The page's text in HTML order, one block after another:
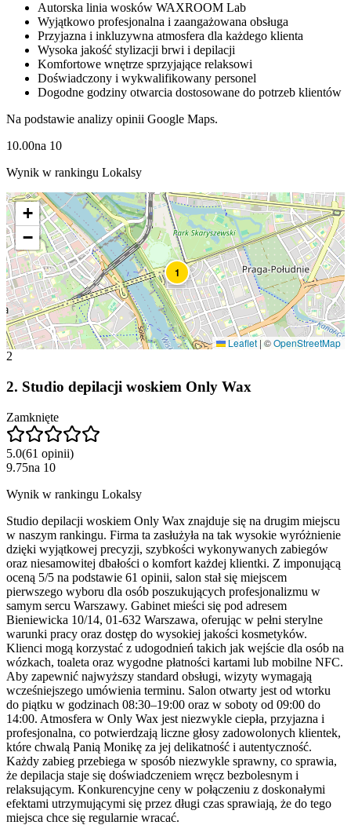
Autorska linia wosków WAXROOM Lab
Wyjątkowo profesjonalna i zaangażowana obsługa
Przyjazna i inkluzywna atmosfera dla każdego klienta
Wysoka jakość stylizacji brwi i depilacji
Komfortowe wnętrze sprzyjające relaksowi
Doświadczony i wykwalifikowany personel
Dogodne godziny otwarcia dostosowane do potrzeb klientów
Na podstawie analizy opinii Google Maps.
10.00na 10
Wynik w rankingu Lokalsy
1
+
−
Leaflet | ©OpenStreetMap
2
2. Studio depilacji woskiem Only Wax
Zamknięte
5.0(61 opinii)
9.75na 10
Wynik w rankingu Lokalsy
Studio depilacji woskiem Only Wax znajduje się na drugim miejscu
w naszym rankingu. Firma ta zasłużyła na tak wysokie wyróżnienie
dzięki wyjątkowej precyzji, szybkości wykonywanych zabiegów
oraz niesamowitej dbałości o komfort każdej klientki. Z imponującą
oceną 5/5 na podstawie 61 opinii, salon stał się miejscem
pierwszego wyboru dla osób poszukujących profesjonalizmu w
samym sercu Warszawy. Gabinet mieści się pod adresem
Bieniewicka 10/14, 01-632 Warszawa, oferując w pełni sterylne
warunki pracy oraz dostęp do wysokiej jakości kosmetyków.
Klienci mogą korzystać z udogodnień takich jak wejście dla osób na
wózkach, toaleta oraz wygodne płatności kartami lub mobilne NFC.
Aby zapewnić najwyższy standard obsługi, wizyty wymagają
wcześniejszego umówienia terminu. Salon otwarty jest od wtorku
do piątku w godzinach 08:30–19:00 oraz w soboty od 09:00 do
14:00. Atmosfera w Only Wax jest niezwykle ciepła, przyjazna i
profesjonalna, co potwierdzają liczne głosy zadowolonych klientek,
które chwalą Panią Monikę za jej delikatność i autentyczność.
Każdy zabieg przebiega w sposób niezwykle sprawny, co sprawia,
że depilacja staje się doświadczeniem wręcz bezbolesnym i
relaksującym. Konkurencyjne ceny w połączeniu z doskonałymi
efektami utrzymującymi się przez długi czas sprawiają, że do tego
miejsca chce się regularnie wracać.